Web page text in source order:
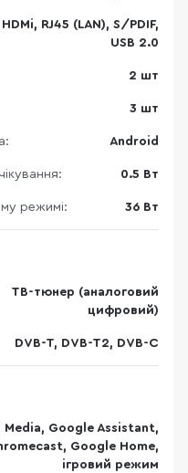
RJ45 (LAN), S/PDIF,
USB 2.0
2 шт
3 шт
Android
0.5 Вт
режимі: 36 Вт
ТВ-тюнер (аналоговий
цифровий)
DVB-T, DVB-T2, DVB-C
Media, Google Assistant,
Google Home,
ігровий режим